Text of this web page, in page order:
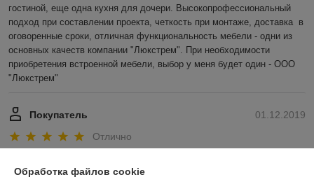
гостиной, еще одна кухня для дочери. Высокопрофессиональный
подход при составлении проекта, четкость при монтаже, доставка  в
оговоренные сроки, отличная функциональность мебели - одни из
основных качеств компании "Люкстрем". При необходимости
приобретения встроенной мебели, выбор у меня будет один - ООО
"Люкстрем"
01.12.2019
Покупатель
Отлично
не известно сколько бы еще времени мы потратили, если бы в один
Обработка файлов cookie